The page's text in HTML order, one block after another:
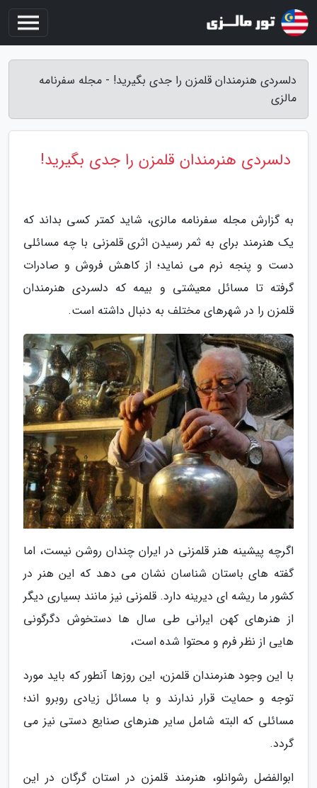
دلسردی هنرمندان قلمزن را جدی بگیرید! - مجله سفرنامه
مالزی
دلسردی هنرمندان قلمزن را جدی بگیرید!
به گزارش مجله سفرنامه مالزی، شاید کمتر کسی بداند که
یک هنرمند برای به ثمر رسیدن اثری قلمزنی با چه مسائلی
دست و پنجه نرم می نماید؛ از کاهش فروش و صادرات
گرفته تا مسائل معیشتی و بیمه که دلسردی هنرمندان
قلمزن را در شهرهای مختلف به دنبال داشته است.
اگرچه پیشینه هنر قلمزنی در ایران چندان روشن نیست، اما
گفته های باستان شناسان نشان می دهد که این هنر در
کشور ما ریشه ای دیرینه دارد. قلمزنی نیز مانند بسیاری دیگر
از هنرهای کهن ایرانی طی سال ها دستخوش دگرگونی
هایی از نظر فرم و محتوا شده است،
با این وجود هنرمندان قلمزن، این روزها آنطور که باید مورد
توجه و حمایت قرار ندارند و با مسائل زیادی روبرو اند؛
مسائلی که البته شامل سایر هنرهای صنایع دستی نیز می
گردد.
ابوالفضل رشوانلو، هنرمند قلمزن در استان گرگان در این